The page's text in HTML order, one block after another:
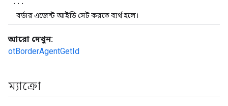
বর্ডার এজেন্ট আইডি সেট করতে ব্যর্থ হলে।
আরো দেখুন:
otBorderAgentGetId
ম্যাক্রো